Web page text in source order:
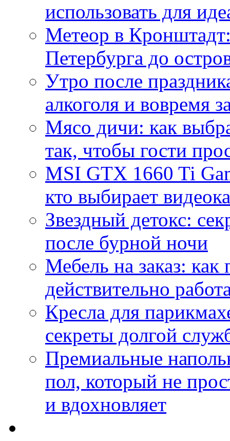
использовать для
Метеор в
Петербурга до
Утро после
алкоголя и вовремя
Мясо дичи: как
так, чтобы гости
MSI GTX 1660 Ti
кто выбирает
Звездный детокс:
после бурной ночи
Мебель на заказ:
действительно
Кресла для
секреты долгой
Премиальные
пол, который не
и вдохновляет